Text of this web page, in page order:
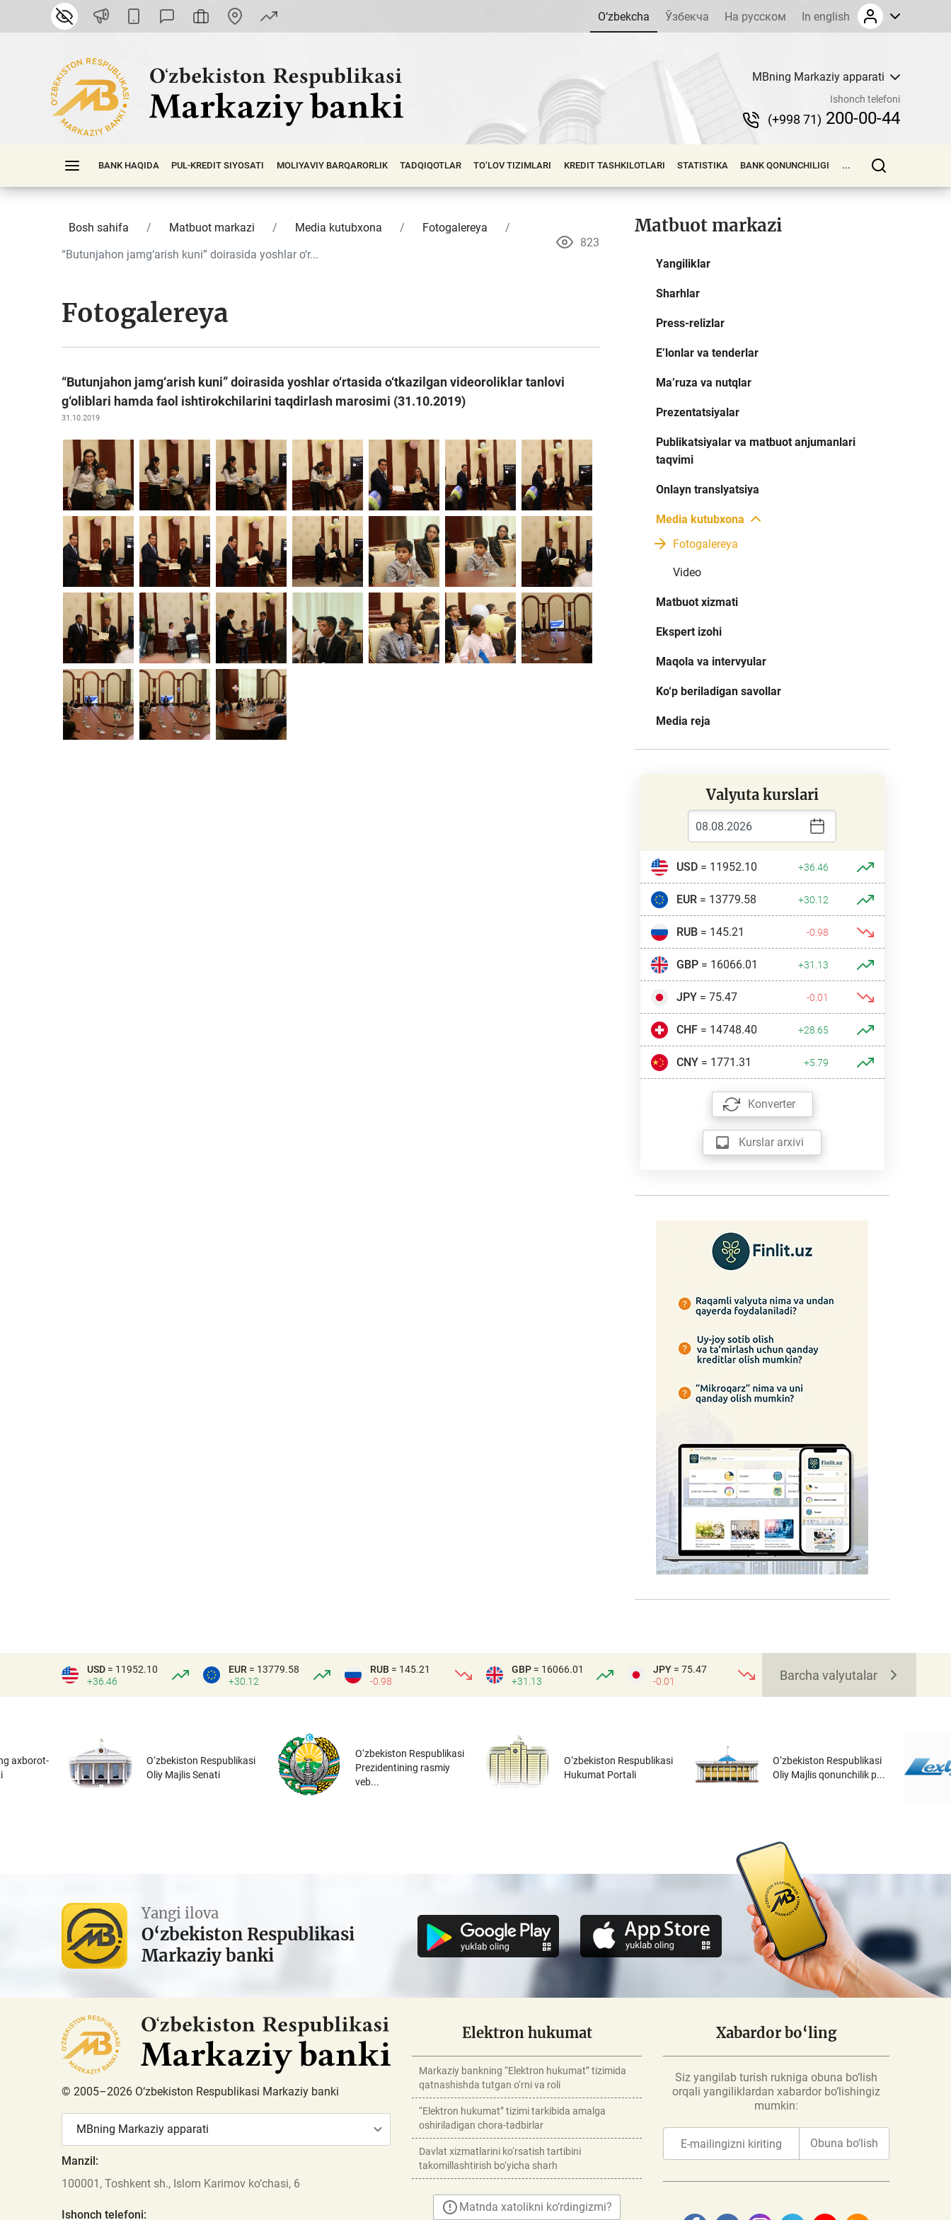
O‘zbekcha Ўзбекча На русском In english
MBning Markaziy apparati
Ishonch telefoni
(+998 71) 200-00-44
BANK HAQIDA PUL-KREDIT SIYOSATI MOLIYAVIY BАRQАRОRLIK TADQIQOTLAR TO‘LOV TIZIMLARI KREDIT TASHKILOTLARI STATISTIKA BANK QONUNCHILIGI ...
Bosh sahifa Matbuot markazi Media kutubxona
Fotogalereya
“Butunjahon jamg‘arish kuni” doirasida yoshlar o‘r...
823
Fotogalereya
“Butunjahon jamg‘arish kuni” doirasida yoshlar o‘rtasida o‘tkazilgan videoroliklar tanlovi
g‘oliblari hamda faol ishtirokchilarini taqdirlash marosimi (31.10.2019)
31.10.2019
Matbuot markazi
Yangiliklar
Sharhlar
Press-relizlar
E’lonlar va tenderlar
Ma’ruza va nutqlar
Prezentatsiyalar
Publikatsiyalar va matbuot anjumanlari
taqvimi
Onlayn translyatsiya
Media kutubxona
Fotogalereya
Video
Matbuot xizmati
Ekspert izohi
Maqola va intervyular
Ko‘p beriladigan savollar
Media reja
Valyuta kurslari
USD= 11952.10 +36.46
EUR= 13779.58 +30.12
RUB= 145.21 -0.98
GBP= 16066.01 +31.13
JPY= 75.47 -0.01
CHF= 14748.40 +28.65
CNY= 1771.31 +5.79
Konverter
Kurslar arxivi
USD = 11952.10
+36.46
EUR = 13779.58
+30.12
RUB = 145.21
-0.98
GBP = 16066.01
+31.13
JPY = 75.47
-0.01
Barcha valyutalar
axborot-
O‘zbekiston Respublikasi
Oliy Majlis Senati
O‘zbekiston Respublikasi
Prezidentining rasmiy
veb...
O‘zbekiston Respublikasi
Hukumat Portali
O‘zbekiston Respublikasi
Oliy Majlis qonunchilik p...
Yangi ilova
O‘zbekiston Respublikasi
Markaziy banki
© 2005–2026 O‘zbekiston Respublikasi Markaziy banki
MBning Markaziy apparati
Manzil:
100001, Toshkent sh., Islom Karimov ko‘chasi, 6
Ishonch telefoni:
Elektron hukumat
Markaziy bankning “Elektron hukumat” tizimida
qatnashishda tutgan o‘rni va roli
“Elektron hukumat” tizimi tarkibida amalga
oshiriladigan chora-tadbirlar
Davlat xizmatlarini ko‘rsatish tartibini
takomillashtirish bo‘yicha sharh
Matnda xatolikni ko‘rdingizmi?
Xabardor bo‘ling
Siz yangilab turish rukniga obuna bo‘lish
orqali yangiliklardan xabardor bo‘lishingiz
mumkin:
Obuna bo‘lish